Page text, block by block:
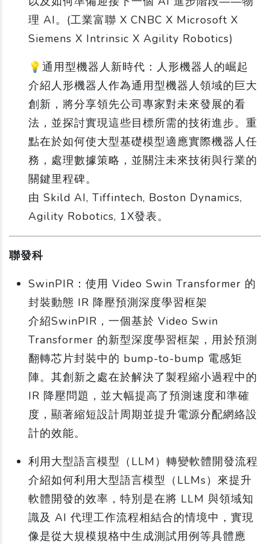
理 AI。(工業富聯 X CNBC X Microsoft X
Siemens X Intrinsic X Agility Robotics)
💡通用型機器人新時代：人形機器人的崛起
介紹人形機器人作為通用型機器人領域的巨大
創新，將分享領先公司專家對未來發展的看
法，並探討實現這些目標所需的技術進步。重
點在於如何使大型基礎模型適應實際機器人任
務，處理數據策略，並關注未來技術與行業的
關鍵里程碑。
由 Skild AI, Tiffintech, Boston Dynamics,
Agility Robotics, 1X發表。
聯發科
SwinPIR：使用 Video Swin Transformer 的
封裝動態 IR 降壓預測深度學習框架
介紹SwinPIR，一個基於 Video Swin
Transformer 的新型深度學習框架，用於預測
翻轉芯片封裝中的 bump-to-bump 電感矩
陣。其創新之處在於解決了製程縮小過程中的
IR 降壓問題，並大幅提高了預測速度和準確
度，顯著縮短設計周期並提升電源分配網絡設
計的效能。
利用大型語言模型（LLM）轉變軟體開發流程
介紹如何利用大型語言模型（LLMs）來提升
軟體開發的效率，特別是在將 LLM 與領域知
識及 AI 代理工作流程相結合的情境中，實現
像是從大規模規格中生成測試用例等具體應